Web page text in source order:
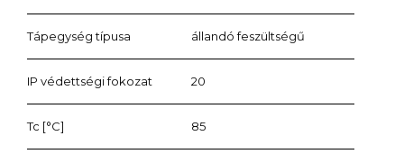
Tápegység típusa állandó feszültségű
IP védettségi fokozat 20
Tc [°C] 85